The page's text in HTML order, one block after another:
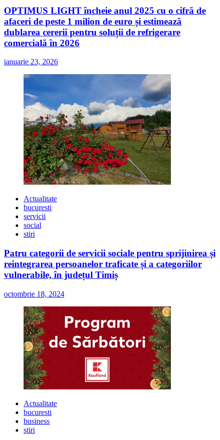
OPTIMUS LIGHT încheie anul 2025 cu o cifră de
afaceri de peste 1 milion de euro și estimează
dublarea cererii pentru soluții de refrigerare
comercială în 2026
ianuarie 23, 2026
Actualitate
bucuresti
servicii
social
stiri
Patru categorii de servicii sociale pentru sprijinirea și
reintegrarea persoanelor traficate și a categoriilor
vulnerabile, în județul Timiș
octombrie 18, 2024
Actualitate
bucuresti
business
stiri